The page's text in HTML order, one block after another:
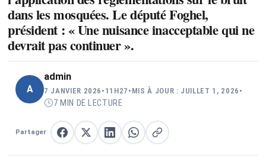
dans les mosquées. Le député Foghel,
président : « Une nuisance inacceptable qui ne
devrait pas continuer ».
A
admin
7 JANVIER 2026 • 11H27 • MIS À JOUR : JUILLET 1, 2026 •
7 MIN DE LECTURE
Partager Partager sur Facebook
Partager sur XPartager sur LinkedIn
Partager sur WhatsApp
Copier le lien